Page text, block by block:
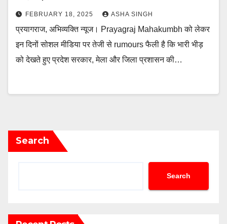
FEBRUARY 18, 2025 ASHA SINGH
प्रयागराज, अभिव्यक्ति न्यूज। Prayagraj Mahakumbh को लेकर
इन दिनों सोशल मीडिया पर तेजी से rumours फैली है कि भारी भीड़
को देखते हुए प्रदेश सरकार, मेला और जिला प्रशासन की…
Search
Search